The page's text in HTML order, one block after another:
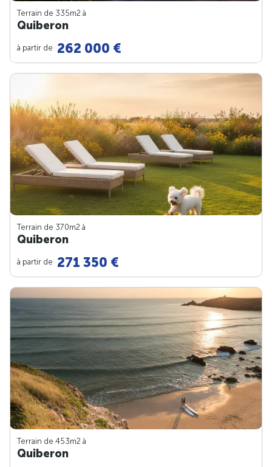
Terrain de 335m2 à
Quiberon
à partir de 262 000 €
Terrain de 370m2 à
Quiberon
à partir de 271 350 €
Terrain de 453m2 à
Quiberon